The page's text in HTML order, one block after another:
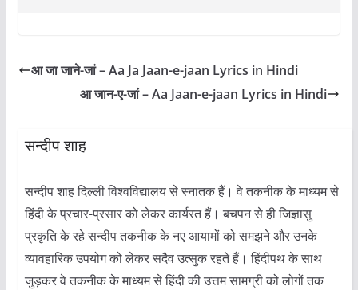
आ जा जाने-जां – Aa Ja Jaan-e-jaan Lyrics in Hindi
आ जान-ए-जां – Aa Jaan-e-jaan Lyrics in Hindi
सन्दीप शाह
सन्दीप शाह दिल्ली विश्वविद्यालय से स्नातक हैं। वे तकनीक के माध्यम से
हिंदी के प्रचार-प्रसार को लेकर कार्यरत हैं। बचपन से ही जिज्ञासु
प्रकृति के रहे सन्दीप तकनीक के नए आयामों को समझने और उनके
व्यावहारिक उपयोग को लेकर सदैव उत्सुक रहते हैं। हिंदीपथ के साथ
जुड़कर वे तकनीक के माध्यम से हिंदी की उत्तम सामग्री को लोगों तक